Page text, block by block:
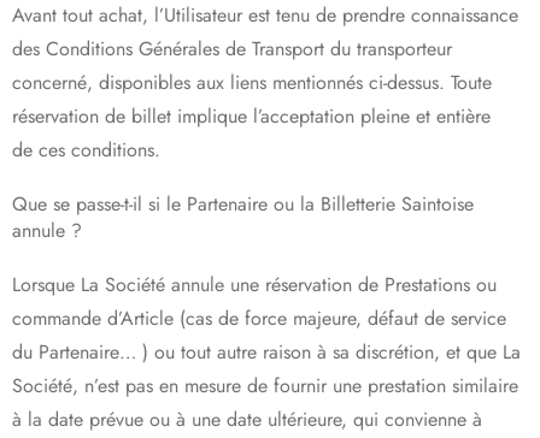
Avant tout achat, l’Utilisateur est tenu de prendre connaissance
des Conditions Générales de Transport du transporteur
concerné, disponibles aux liens mentionnés ci-dessus. Toute
réservation de billet implique l’acceptation pleine et entière
de ces conditions.
Que se passe-t-il si le Partenaire ou la Billetterie Saintoise
annule ?
Lorsque La Société annule une réservation de Prestations ou
commande d’Article (cas de force majeure, défaut de service
du Partenaire… ) ou tout autre raison à sa discrétion, et que La
Société, n’est pas en mesure de fournir une prestation similaire
à la date prévue ou à une date ultérieure, qui convienne à